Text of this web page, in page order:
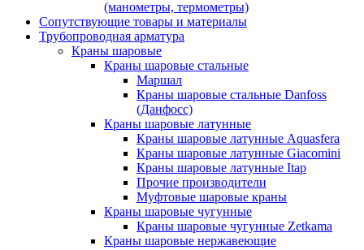
(манометры, термометры)
Сопутствующие товары и материалы
Трубопроводная арматура
Краны шаровые
Краны шаровые стальные
Маршал
Краны шаровые стальные Danfoss
(Данфосс)
Краны шаровые латунные
Краны шаровые латунные Aquasfera
Краны шаровые латунные Giacomini
Краны шаровые латунные Itap
Прочие производители
Муфтовые шаровые краны
Краны шаровые чугунные
Краны шаровые чугунные Zetkama
Краны шаровые нержавеющие